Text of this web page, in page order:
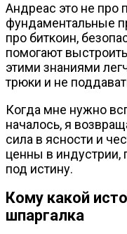
Андреас это не про
фундаментальные
про биткоин,
помогают
этими знаниями
трюки и не
Когда мне нужно
началось, я
сила в ясности и
ценны в индустрии,
под истину.
Кому какой
шпаргалка